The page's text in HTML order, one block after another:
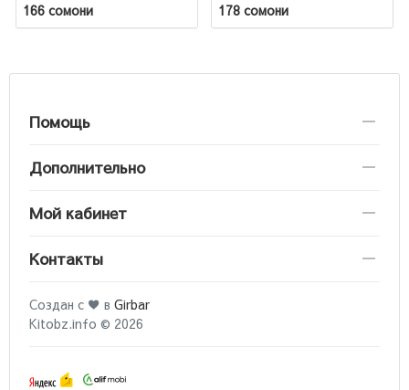
166 сомони 178 сомони
Помощь
Дополнительно
Мой кабинет
Контакты
Создан с ♥ в Girbar
Kitobz.info © 2026